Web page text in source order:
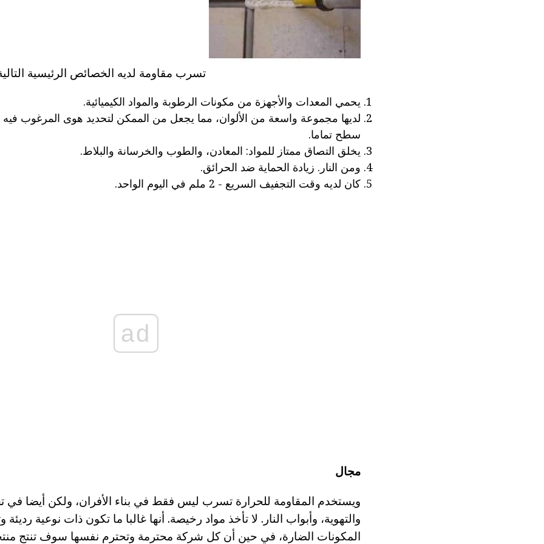
تسرب مقاومة لديه الخصائص الرئيسية
يحمي المعدات والأجهزة من مكونات الرطوبة والمواد الكيميائية.
لديها مجموعة واسعة من الألوان، مما يجعل من الممكن لتحديد هوى المرغوب
سطح تماما.
يخلق التصاق ممتاز للمواد: المعادن، والطوب والخرسانة والبلاط.
ومن النار. زيادة الحماية ضد الحرائق.
كان لديه وقت التجفيف السريع - 2 ملم في اليوم الواحد.
ad
مجال
ويستخدم المقاومة للحرارة تسرب ليس فقط في بناء الأفران، ولكن أيضا في
والتهوية، وأبواب النار. لا تأخذ مواد رخيصة. أنها غالبا ما تكون ذات نوعية
المكونات الضارة، في حين أن كل شركة محترمة وتحترم نفسها سوف تنتج